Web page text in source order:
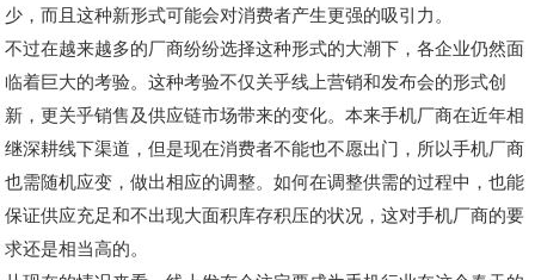
少，而且这种新形式可能会对消费者产生更强的吸引力。
不过在越来越多的厂商纷纷选择这种形式的大潮下，各企业仍然面
临着巨大的考验。这种考验不仅关乎线上营销和发布会的形式创
新，更关乎销售及供应链市场带来的变化。本来手机厂商在近年相
继深耕线下渠道，但是现在消费者不能也不愿出门，所以手机厂商
也需随机应变，做出相应的调整。如何在调整供需的过程中，也能
保证供应充足和不出现大面积库存积压的状况，这对手机厂商的要
求还是相当高的。